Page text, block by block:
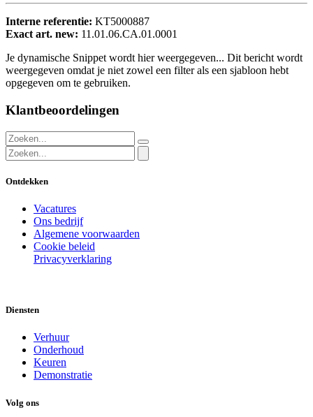
Interne referentie: KT5000887
Exact art. new: 11.01.06.CA.01.0001
Je dynamische Snippet wordt hier weergegeven... Dit bericht wordt
weergegeven omdat je niet zowel een filter als een sjabloon hebt
opgegeven om te gebruiken.
Klantbeoordelingen
Ontdekken
Vacatures
Ons bedrijf
Algemene voorwaarden
Cookie beleid
Privacyverklaring
Diensten
Verhuur
Onderhoud
Keuren
Demonstratie
Volg ons